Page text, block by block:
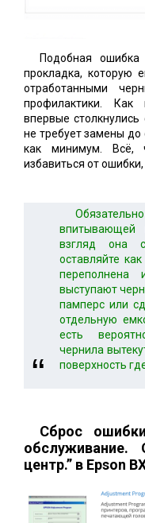
Подобная
прокладка, которую
отработанными
профилактики. Как
впервые
не требует замены
как минимум. Всё,
избавиться от
впитывающей
взгляд она
оставляйте
выступают
памперс или
отдельную
есть
чернила
поверхность
Сброс
обслуживание.
центр.” в Epson